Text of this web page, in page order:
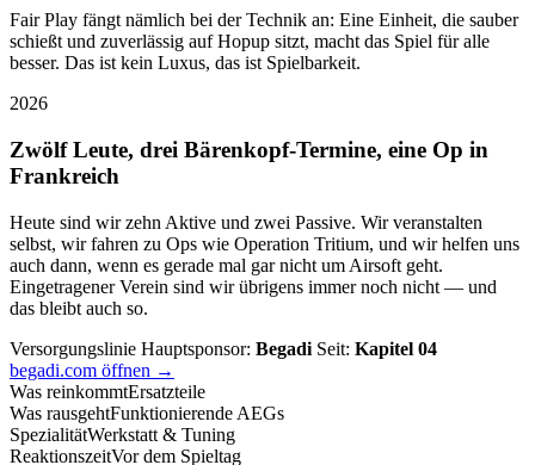
Fair Play fängt nämlich bei der Technik an: Eine Einheit, die sauber
schießt und zuverlässig auf Hopup sitzt, macht das Spiel für alle
besser. Das ist kein Luxus, das ist Spielbarkeit.
2026
Zwölf Leute, drei Bärenkopf-Termine, eine Op in
Frankreich
Heute sind wir zehn Aktive und zwei Passive. Wir veranstalten
selbst, wir fahren zu Ops wie Operation Tritium, und wir helfen uns
auch dann, wenn es gerade mal gar nicht um Airsoft geht.
Eingetragener Verein sind wir übrigens immer noch nicht — und
das bleibt auch so.
Versorgungslinie Hauptsponsor: Begadi Seit: Kapitel 04
begadi.com öffnen →
Was reinkommtErsatzteile
Was rausgehtFunktionierende AEGs
SpezialitätWerkstatt & Tuning
ReaktionszeitVor dem Spieltag